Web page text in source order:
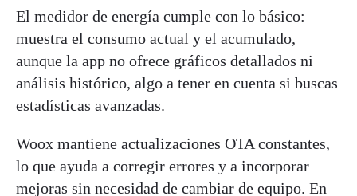
El medidor de energía cumple con lo básico:
muestra el consumo actual y el acumulado,
aunque la app no ofrece gráficos detallados ni
análisis histórico, algo a tener en cuenta si buscas
estadísticas avanzadas.
Woox mantiene actualizaciones OTA constantes,
lo que ayuda a corregir errores y a incorporar
mejoras sin necesidad de cambiar de equipo. En